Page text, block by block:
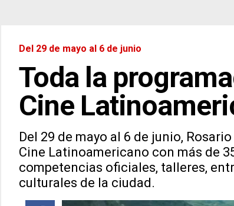
Del 29 de mayo al 6 de junio
Toda la
Cine
Del 29 de mayo al 6 de junio,
Cine Latinoamericano con más de
competencias oficiales, talleres,
culturales de la ciudad.